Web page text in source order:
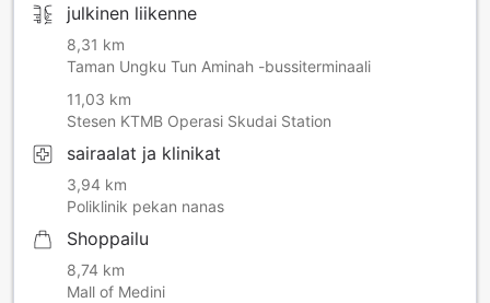
julkinen liikenne
8,31 km
Taman Ungku Tun Aminah -bussiterminaali
11,03 km
Stesen KTMB Operasi Skudai Station
sairaalat ja klinikat
3,94 km
Poliklinik pekan nanas
Shoppailu
8,74 km
Mall of Medini